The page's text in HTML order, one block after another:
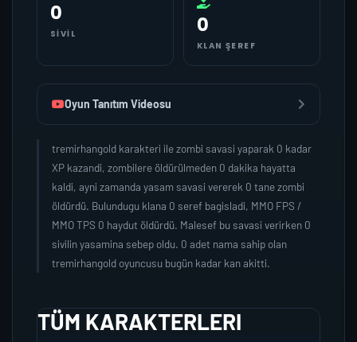
0
SIVIL 0
KLAN ŞEREF
Oyun Tanıtım Videosu
tremirhangold karakteri ile zombi savasi yaparak 0 kadar
XP kazandi, zombilere öldürülmeden 0 dakika hayatta
kaldi, ayni zamanda yasam savasi vererek 0 tane zombi
öldürdü. Bulundugu klana 0 seref bagisladi, MMO FPS /
MMO TPS 0 haydut öldürdü. Malesef bu savasi verirken 0
sivilin yasamina sebep oldu. 0 adet nama sahip olan
tremirhangold oyuncusu bugün kadar kan akitti.
TÜM KARAKTERLERI